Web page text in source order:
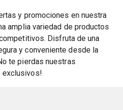
y promociones en nuestra
amplia variedad de productos
Disfruta de una
y conveniente desde la
te pierdas nuestras
exclusivos!